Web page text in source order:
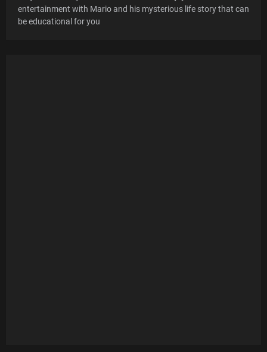
entertainment with Mario and his mysterious life story that can
be educational for you